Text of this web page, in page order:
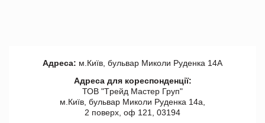
Адреса: м.Київ, бульвар Миколи Руденка 14А
Адреса для кореспонденції:
ТОВ "Tрейд Мастер Груп"
м.Київ, бульвар Миколи Руденка 14а,
2 поверх, оф 121, 03194